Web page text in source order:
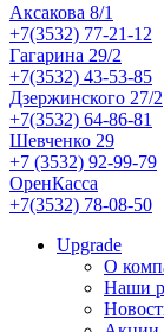
Аксакова 8/1
+7(3532) 77-21-12
Гагарина 29/2
+7(3532) 43-53-85
Дзержинского 27/2
+7(3532) 64-86-81
Шевченко 29
+7 (3532) 92-99-79
ОренКасса
+7(3532) 78-08-50
Upgrade
О
Наши